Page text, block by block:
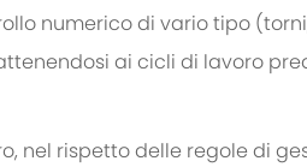
numerico di vario tipo
ai cicli di lavoro
, nel rispetto delle regole di